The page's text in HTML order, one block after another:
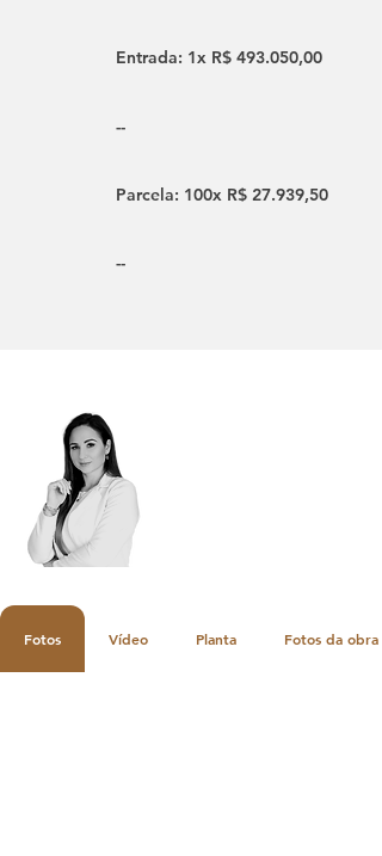
Entrada: 1x R$ 493.050,00
--
Parcela: 100x R$ 27.939,50
--
Fotos Vídeo Planta Fotos da obra